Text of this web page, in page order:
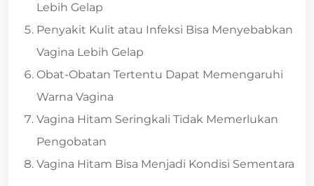
Lebih Gelap
Penyakit Kulit atau Infeksi Bisa Menyebabkan
Vagina Lebih Gelap
Obat-Obatan Tertentu Dapat Memengaruhi
Warna Vagina
Vagina Hitam Seringkali Tidak Memerlukan
Pengobatan
Vagina Hitam Bisa Menjadi Kondisi Sementara